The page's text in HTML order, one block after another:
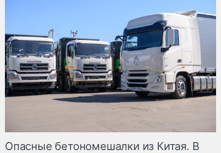
Опасные бетономешалки из Китая. В